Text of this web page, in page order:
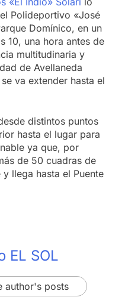
Polideportivo «José
Domínico, en un
10, una hora antes de
multitudinaria y
de Avellaneda
va extender hasta el
distintos puntos
hasta el lugar para
ya que, por
de 50 cuadras de
llega hasta el Puente
EL SOL
author's posts